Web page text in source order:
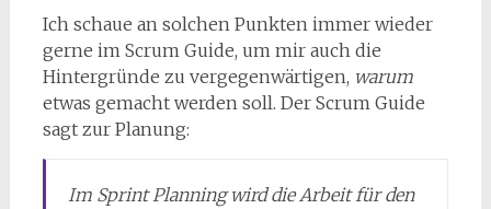
Ich schaue an solchen Punkten immer wieder
gerne im Scrum Guide, um mir auch die
Hintergründe zu vergegenwärtigen, warum
etwas gemacht werden soll. Der Scrum Guide
sagt zur Planung:
Im Sprint Planning wird die Arbeit für den